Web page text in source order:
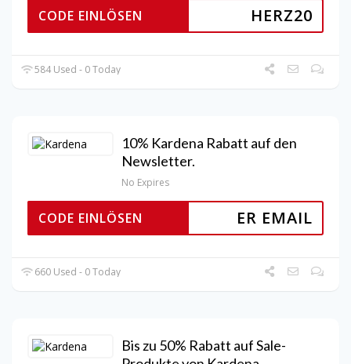
HERZ20
CODE EINLÖSEN
584 Used - 0 Today
10% Kardena Rabatt auf den
Newsletter.
No Expires
ER EMAIL
CODE EINLÖSEN
660 Used - 0 Today
Bis zu 50% Rabatt auf Sale-